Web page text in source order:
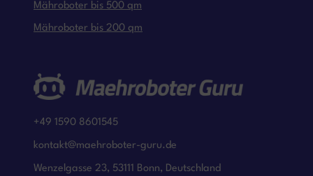
Mähroboter bis 500 qm
Mähroboter bis 200 qm
+49 1590 8601545
kontakt@maehroboter-guru.de
Wenzelgasse 23, 53111 Bonn, Deutschland